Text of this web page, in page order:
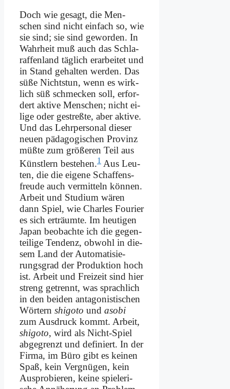
Doch wie ge­sagt, die Men­
schen sind nicht ein­fach so, wie
sie sind; sie sind ge­wor­den. In
Wahr­heit muß auch das Schla­
raf­fen­land täg­lich er­ar­bei­tet und
in Stand ge­hal­ten wer­den. Das
sü­ße Nichts­tun, wenn es wirk­
lich süß schmecken soll, er­for­
dert ak­ti­ve Men­schen; nicht ei­
li­ge oder ge­streß­te, aber ak­ti­ve.
Und das Lehr­per­so­nal die­ser
neu­en päd­ago­gi­schen Pro­vinz
müß­te zum grö­ße­ren Teil aus
Künst­lern be­stehen.1 Aus Leu­
ten, die die ei­ge­ne Schaf­fens­
freu­de auch ver­mit­teln kön­nen.
Ar­beit und Stu­di­um wä­ren
dann Spiel, wie Charles Fou­rier
es sich er­träum­te. Im heu­ti­gen
Ja­pan be­ob­ach­te ich die ge­gen­
tei­li­ge Ten­denz, ob­wohl in die­
sem Land der Au­to­ma­ti­sie­
rungs­grad der Pro­duk­ti­on hoch
ist. Ar­beit und Frei­zeit sind hier
streng ge­trennt, was sprach­lich
in den bei­den ant­ago­ni­sti­schen
Wör­tern shi­go­to und asobi
zum Aus­druck kommt. Ar­beit,
shi­go­to, wird als Nicht-Spiel
ab­ge­grenzt und de­fi­niert. In der
Fir­ma, im Bü­ro gibt es kei­nen
Spaß, kein Ver­gnü­gen, kein
Aus­pro­bie­ren, kei­ne spie­le­ri­